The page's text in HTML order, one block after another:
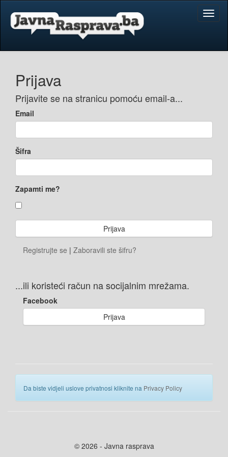
Prijava
Prijavite se na stranicu pomoću email-a...
Email
Šifra
Zapamti me?
Registrujte se | Zaboravili ste šifru?
...ili koristeći račun na socijalnim mrežama.
Facebook
Prijava
Da biste vidjeli uslove privatnosi kliknite na Privacy Policy
© 2026 - Javna rasprava